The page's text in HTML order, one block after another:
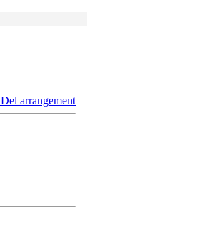
Del arrangement